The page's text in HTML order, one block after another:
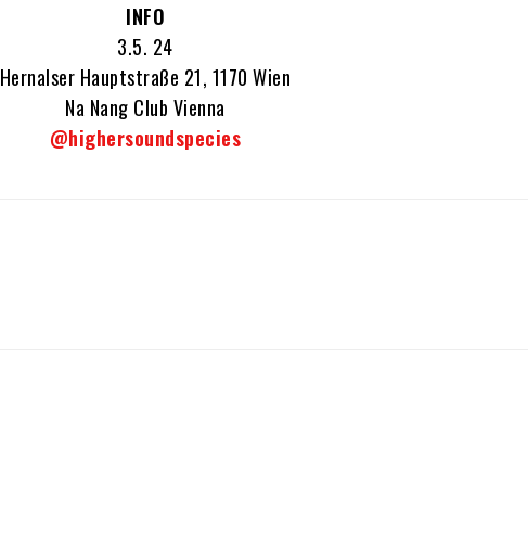
INFO
3.5. 24
Hernalser Hauptstraße 21, 1170 Wien
Na Nang Club Vienna
@highersoundspecies